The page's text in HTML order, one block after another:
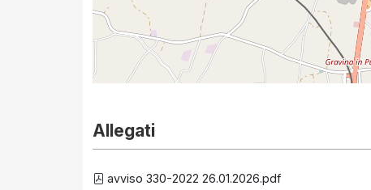
Allegati
avviso 330-2022 26.01.2026.pdf